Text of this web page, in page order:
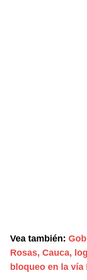
Vea también:
Rosas, Cauca,
bloqueo en la vía